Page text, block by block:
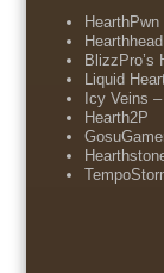
HearthPwn
Hearthhead
BlizzPro’s
Liquid
Icy Veins
Hearth2P